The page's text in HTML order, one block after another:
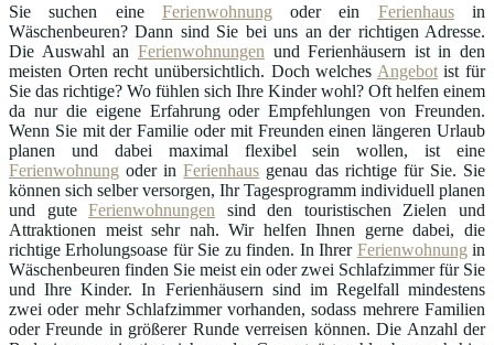
Sie suchen eine Ferienwohnung oder ein Ferienhausin
Wäschenbeuren? Dann sind Sie bei uns an der richtigen Adresse.
Die Auswahl an Ferienwohnungen und Ferienhäusern ist in den
meisten Orten recht unübersichtlich. Doch welches Angebotist für
Sie das richtige? Wo fühlen sich Ihre Kinder wohl? Oft helfen einem
da nur die eigene Erfahrung oder Empfehlungen von Freunden.
Wenn Sie mit der Familie oder mit Freunden einen längeren Urlaub
planen und dabei maximal flexibel sein wollen, ist eine
Ferienwohnung oder inFerienhaus genau das richtige für Sie. Sie
können sich selber versorgen, Ihr Tagesprogramm individuell planen
und guteFerienwohnungen sind den touristischen Zielen und
Attraktionen meist sehr nah. Wir helfen Ihnen gerne dabei, die
richtige Erholungsoase für Sie zu finden. In Ihrer Ferienwohnung in
Wäschenbeuren finden Sie meist ein oder zwei Schlafzimmer für Sie
und Ihre Kinder. In Ferienhäusern sind im Regelfall mindestens
zwei oder mehr Schlafzimmer vorhanden, sodass mehrere Familien
oder Freunde in größerer Runde verreisen können. Die Anzahl der